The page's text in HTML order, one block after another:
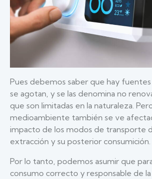
Pues debemos saber que hay
se agotan, y se las denomina no
que son limitadas en la naturaleza.
medioambiente también se ve
impacto de los modos de transporte
extracción y su posterior consumición.
Por lo tanto, podemos asumir que
consumo correcto y responsable de